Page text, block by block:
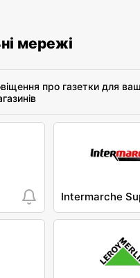
мережі
про газетки для
Intermarche